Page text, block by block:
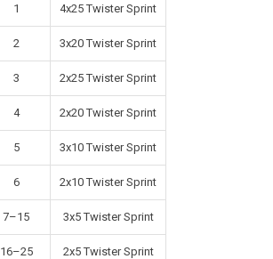
1 4x25 Twister Sprint
2 3x20 Twister Sprint
3 2x25 Twister Sprint
4 2x20 Twister Sprint
5 3x10 Twister Sprint
6 2x10 Twister Sprint
7–15 3x5 Twister Sprint
16–25 2x5 Twister Sprint